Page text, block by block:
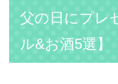
父の日にプレ
ル&お酒5選】